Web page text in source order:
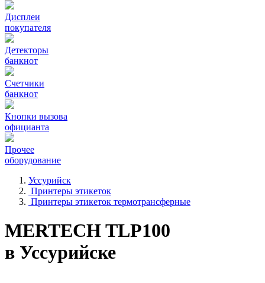
Дисплеи
покупателя
Детекторы
банкнот
Счетчики
банкнот
Кнопки вызова
официанта
Прочее
оборудование
Уссурийск
Принтеры этикеток
Принтеры этикеток термотрансферные
MERTECH TLP100
в Уссурийске